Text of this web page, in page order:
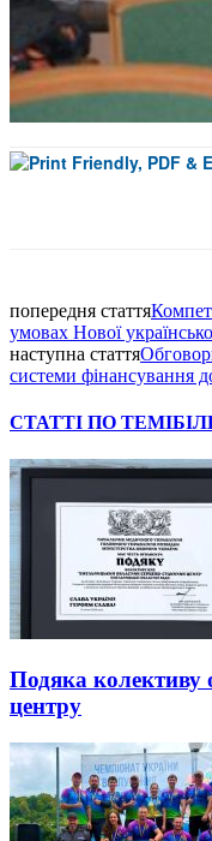
попередня стаття
умовах Нової
наступна стаття
системи фінансування
СТАТТІ ПО ТЕМІ
Подяка колективу
центру